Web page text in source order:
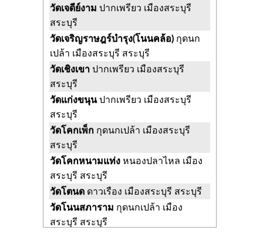
วัดเจดีย์งามปากเพรียว เมืองสระบุรี
สระบุรี
วัดเจริญราษฎร์บำรุง(โนนคล้อ) กุดนก
เปล้า เมืองสระบุรี สระบุรี
วัดเชิงเขาปากเพรียว เมืองสระบุรี
สระบุรี
วัดแก่งขนุนปากเพรียว เมืองสระบุรี
สระบุรี
วัดโคกเพ็ก กุดนกเปล้า เมืองสระบุรี
สระบุรี
วัดโคกหนามแท่งหนองปลาไหล เมือง
สระบุรี สระบุรี
วัดโตนด ดาวเรือง เมืองสระบุรี สระบุรี
วัดโนนสภาราม กุดนกเปล้า เมือง
สระบุรี สระบุรี